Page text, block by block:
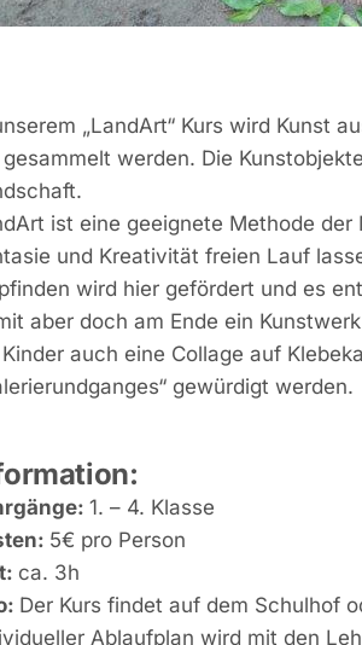
„LandArt“ Kurs wird Kunst
gesammelt werden. Die
ist eine geeignete Methode
und Kreativität freien Lauf
wird hier gefördert und es
aber doch am Ende ein
auch eine Collage auf
gewürdigt werden.
1. – 4. Klasse
5€ pro Person
ca. 3h
Der Kurs findet auf dem Schulhof
Ablaufplan wird mit den